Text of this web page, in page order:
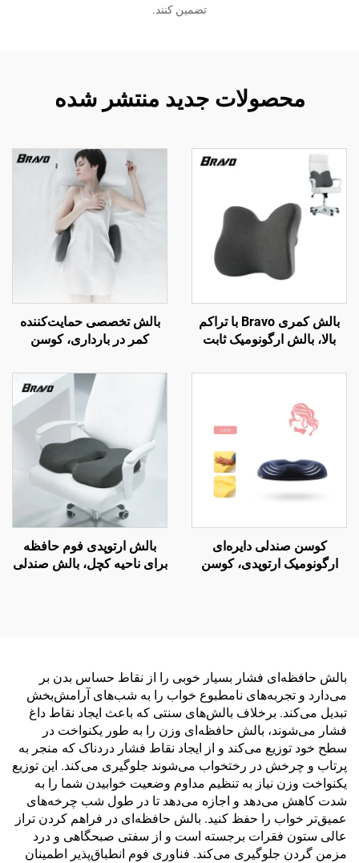
تضمین کنند.
محصولات جدید منتشر شده
بالش کمری Bravo با تراکم
بالا، بالش ارگونومیک ثابت
تحتانی، بالش کمر B11
بالش تخصصی حمایت‌کننده
کمر در بارداری، کوسن
برای تخت، بالش کمر W2
کوسن صندلی دایره‌ای
ارگونومیک ارتوپدی، کوسن
بالش ارتوپدی فوم حافظه
برای ناحیه کچل، بالش صندلی
بالش حافظه‌ای فشار بسیار خوبی را از نقاط حساس بدن بر
می‌دارد و تجربه‌های نامطبوع خواب را به شب‌های آرامش‌بخش
تبدیل می‌کند. برخلاف بالش‌های سنتی که باعث ایجاد نقاط داغ
فشار می‌شوند، بالش حافظه‌ای وزن را به طور یکنواخت در
سطح خود توزیع می‌کند و از ایجاد نقاط فشار دردناک که منجر به
پرتاب و چرخش در رختخواب می‌شوند جلوگیری می‌کند. این توزیع
یکنواخت وزن نیاز به تنظیم مداوم وضعیت خوابیدن شما را به
شدت کاهش می‌دهد و اجازه می‌دهد تا در طول شب چرخه‌های
عمیق‌تر خواب را حفظ کنید. بالش حافظه‌ای در فراهم کردن تراز
عالی ستون فقرات برجسته است و از سفتی صبحگاهی و درد
مزمن گردن جلوگیری می‌کند. فناوری فوم انطباق‌پذیر اطمینان